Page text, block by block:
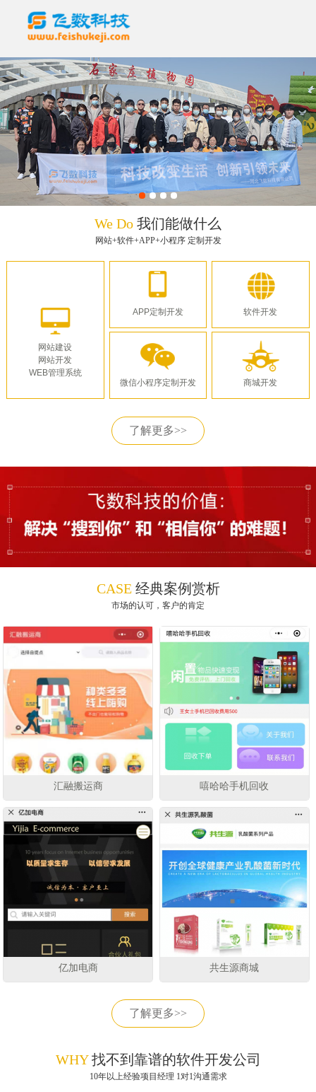
We Do 我们能做什么
网站+软件+APP+小程序 定制开发
网站建设
网站开发
WEB管理系统
APP定制开发
微信小程序定制开发
软件开发
商城开发
了解更多>>
CASE经典案例赏析
市场的认可，客户的肯定
汇融搬运商 嘻哈哈手机回收
亿加电商 共生源商城
了解更多>>
WHY找不到靠谱的软件开发公司
10年以上经验项目经理 1对1沟通需求